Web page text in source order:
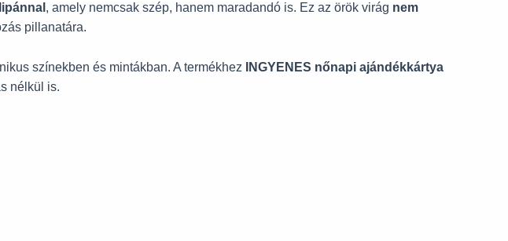
, amely nemcsak szép, hanem maradandó is. Ez az örök virág nem
pillanatára.
színekben és mintákban. A termékhez
INGYENES nőnapi ajándékkártya
nélkül is.